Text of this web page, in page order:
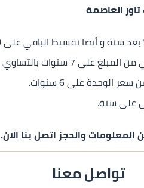
المعلومات والحجز اتصل بنا الان.
تواصل معنا